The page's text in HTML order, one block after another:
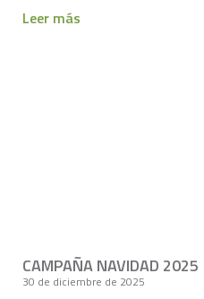
Leer más
CAMPAÑA NAVIDAD 2025
30 de diciembre de 2025